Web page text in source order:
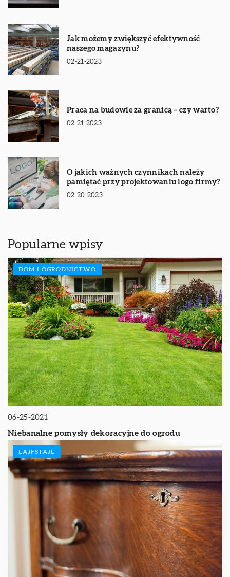
Jak możemy zwiększyć efektywność
naszego magazynu?
02-21-2023
Praca na budowie za granicą – czy warto?
02-21-2023
O jakich ważnych czynnikach należy
pamiętać przy projektowaniu logo firmy?
02-20-2023
Popularne wpisy
DOM I OGRODNICTWO
06-25-2021
Niebanalne pomysły dekoracyjne do ogrodu
LAJFSTAJL